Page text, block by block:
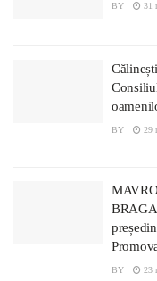
BY 31
BY 29
BY 23